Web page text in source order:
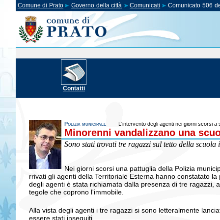
Comune di Prato Governo della città Comunicati Comunicato 506
Contatti
Polizia municipale L'intervento degli agenti nei giorni scorsi a
Minorenni vandalizzano una
Sono stati trovati tre ragazzi sul tetto della
Nei giorni scorsi una pattuglia della Polizia
rrivati gli agenti della Territoriale Esterna hanno constatato
degli agenti è stata richiamata dalla presenza di tre ragazzi,
tegole che coprono l'immobile.
Alla vista degli agenti i tre ragazzi si sono letteralmente
essere stati inseguiti.